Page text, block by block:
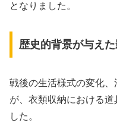
となりました。
歴史的背景が与え
戦後の生活様式の変化
が、衣類収納における
した。